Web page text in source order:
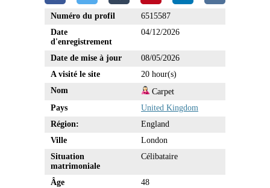
Numéro du profil
6515587
Date
d'enregistrement
04/12/2026
Date de mise à jour
08/05/2026
A visité le site
20 hour(s)
Nom
Carpet
Pays
United Kingdom
Région:
England
Ville
London
Situation
matrimoniale
Célibataire
Âge
48